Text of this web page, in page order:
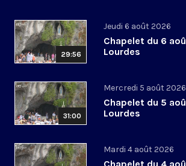
29:56
Jeudi 6 août 2026
Chapelet du 6
Lourdes
31:00
Mercredi 5 août 2026
Chapelet du 5
Lourdes
Mardi 4 août 2026